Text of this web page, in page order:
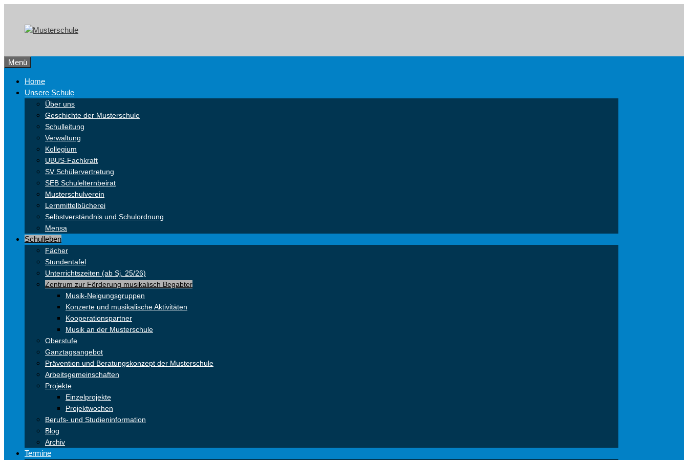
springen
content
Menü
Home
Unsere Schule
Über uns
Geschichte der Musterschule
Schulleitung
Verwaltung
Kollegium
UBUS-Fachkraft
SV Schülervertretung
SEB Schulelternbeirat
Musterschulverein
Lernmittelbücherei
Selbstverständnis und Schulordnung
Mensa
Schulleben
Fächer
Stundentafel
Unterrichtszeiten (ab Sj. 25/26)
Zentrum zur Förderung musikalisch Begabter
Musik-Neigungsgruppen
Konzerte und musikalische Aktivitäten
Kooperationspartner
Musik an der Musterschule
Oberstufe
Ganztagsangebot
Prävention und Beratungskonzept der Musterschule
Arbeitsgemeinschaften
Projekte
Einzelprojekte
Projektwochen
Berufs- und Studieninformation
Blog
Archiv
Termine